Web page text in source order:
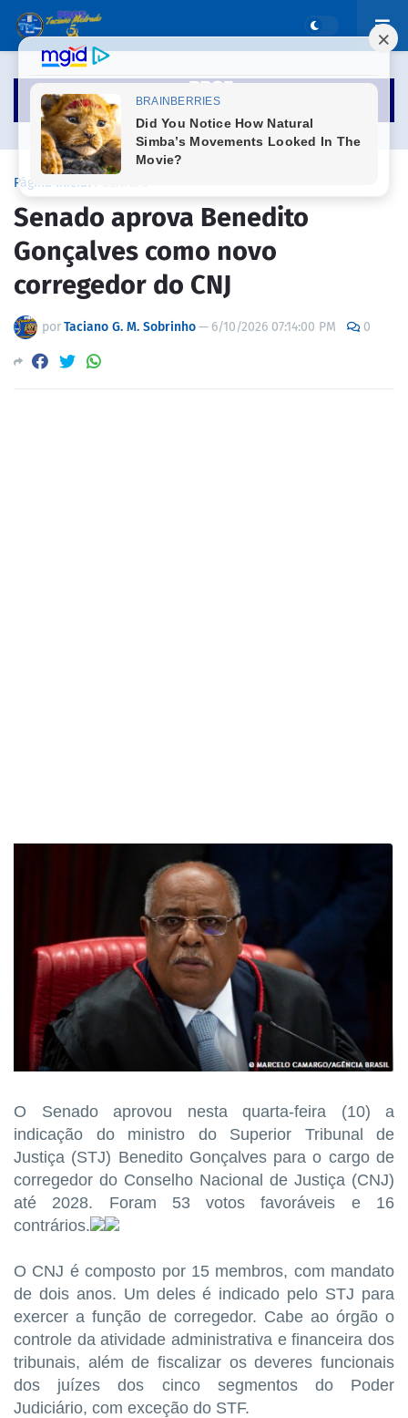
Página inicial
Senado aprova Benedito
Gonçalves como novo
corregedor do CNJ
porTaciano G. M. Sobrinho— 6/10/2026 07:14:00 PM 0
O Senado aprovou nesta quarta-feira (10) a
indicação do ministro do Superior Tribunal de
Justiça (STJ) Benedito Gonçalves para o cargo de
corregedor do Conselho Nacional de Justiça (CNJ)
até 2028. Foram 53 votos favoráveis e 16
contrários.
O CNJ é composto por 15 membros, com mandato
de dois anos. Um deles é indicado pelo STJ para
exercer a função de corregedor. Cabe ao órgão o
controle da atividade administrativa e financeira dos
tribunais, além de fiscalizar os deveres funcionais
dos juízes dos cinco segmentos do Poder
Judiciário, com exceção do STF.